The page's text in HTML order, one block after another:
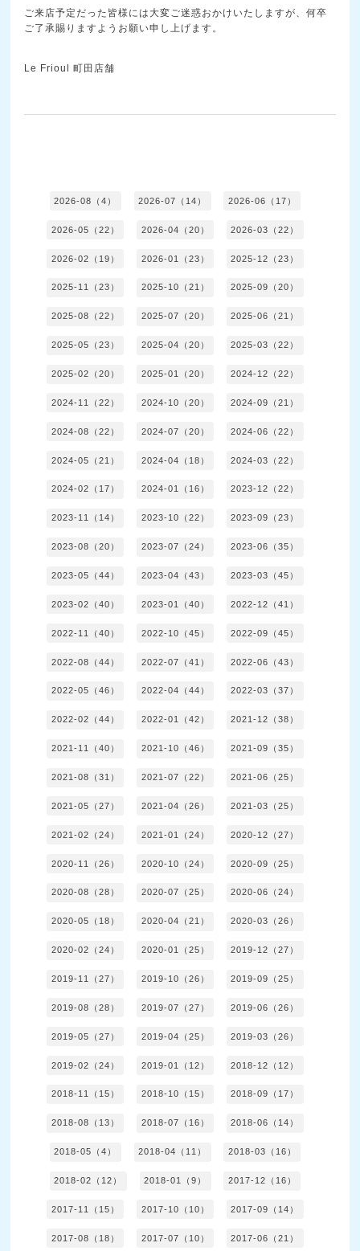
ご来店予定だった皆様には大変ご迷惑おかけいたしますが、何卒
ご了承賜りますようお願い申し上げます。
Le Frioul 町田店舗
2026-08（4） 2026-07（14） 2026-06（17）
2026-05（22） 2026-04（20） 2026-03（22）
2026-02（19） 2026-01（23） 2025-12（23）
2025-11（23） 2025-10（21） 2025-09（20）
2025-08（22） 2025-07（20） 2025-06（21）
2025-05（23） 2025-04（20） 2025-03（22）
2025-02（20） 2025-01（20） 2024-12（22）
2024-11（22） 2024-10（20） 2024-09（21）
2024-08（22） 2024-07（20） 2024-06（22）
2024-05（21） 2024-04（18） 2024-03（22）
2024-02（17） 2024-01（16） 2023-12（22）
2023-11（14） 2023-10（22） 2023-09（23）
2023-08（20） 2023-07（24） 2023-06（35）
2023-05（44） 2023-04（43） 2023-03（45）
2023-02（40） 2023-01（40） 2022-12（41）
2022-11（40） 2022-10（45） 2022-09（45）
2022-08（44） 2022-07（41） 2022-06（43）
2022-05（46） 2022-04（44） 2022-03（37）
2022-02（44） 2022-01（42） 2021-12（38）
2021-11（40） 2021-10（46） 2021-09（35）
2021-08（31） 2021-07（22） 2021-06（25）
2021-05（27） 2021-04（26） 2021-03（25）
2021-02（24） 2021-01（24） 2020-12（27）
2020-11（26） 2020-10（24） 2020-09（25）
2020-08（28） 2020-07（25） 2020-06（24）
2020-05（18） 2020-04（21） 2020-03（26）
2020-02（24） 2020-01（25） 2019-12（27）
2019-11（27） 2019-10（26） 2019-09（25）
2019-08（28） 2019-07（27） 2019-06（26）
2019-05（27） 2019-04（25） 2019-03（26）
2019-02（24） 2019-01（12） 2018-12（12）
2018-11（15） 2018-10（15） 2018-09（17）
2018-08（13） 2018-07（16） 2018-06（14）
2018-05（4） 2018-04（11） 2018-03（16）
2018-02（12） 2018-01（9） 2017-12（16）
2017-11（15） 2017-10（10） 2017-09（14）
2017-08（18） 2017-07（10） 2017-06（21）